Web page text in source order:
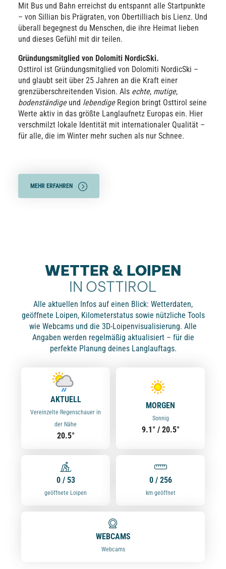
Mit Bus und Bahn erreichst du entspannt alle Startpunkte
– von Sillian bis Prägraten, von Obertilliach bis Lienz. Und
überall begegnest du Menschen, die ihre Heimat lieben
und dieses Gefühl mit dir teilen.
Gründungsmitglied von Dolomiti NordicSki.
Osttirol ist Gründungsmitglied von Dolomiti NordicSki –
und glaubt seit über 25 Jahren an die Kraft einer
grenzüberschreitenden Vision. Als echte, mutige,
bodenständigeund lebendigeRegion bringt Osttirol seine
Werte aktiv in das größte Langlaufnetz Europas ein. Hier
verschmilzt lokale Identität mit internationaler Qualität –
für alle, die im Winter mehr suchen als nur Schnee.
MEHR ERFAHREN
WETTER & LOIPEN
IN OSTTIROL
Alle aktuellen Infos auf einen Blick: Wetterdaten,
geöffnete Loipen, Kilometerstatus sowie nützliche Tools
wie Webcams und die 3D-Loipenvisualisierung. Alle
Angaben werden regelmäßig aktualisiert – für die
perfekte Planung deines Langlauftags.
AKTUELL
Vereinzelte Regenschauer in
der Nähe
20.5°
MORGEN
Sonnig
9.1° / 20.5°
0 / 53
geöffnete Loipen
0 / 256
km geöffnet
WEBCAMS
Webcams